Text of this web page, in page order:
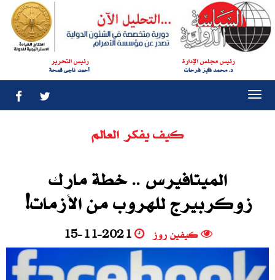
رئيس مجلس الإدارة
د. محمد فايز فرحات
رئيس التحرير
أحمد ناجى قمحة
كيف يفكر العالم
الميتافيرس .. خطة مارك
زوكربيرج للهروب من الأزمات!
كيفين روز 15-11-2021